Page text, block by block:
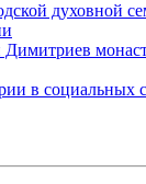
духовной
в социальных